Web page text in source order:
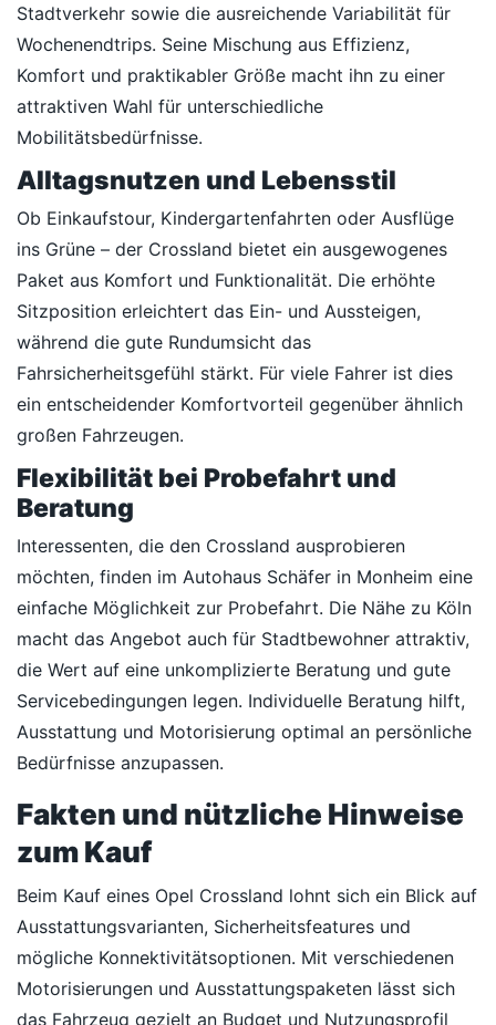
Stadtverkehr sowie die ausreichende Variabilität für
Wochenendtrips. Seine Mischung aus Effizienz,
Komfort und praktikabler Größe macht ihn zu einer
attraktiven Wahl für unterschiedliche
Mobilitätsbedürfnisse.
Alltagsnutzen und Lebensstil
Ob Einkaufstour, Kindergartenfahrten oder Ausflüge
ins Grüne – der Crossland bietet ein ausgewogenes
Paket aus Komfort und Funktionalität. Die erhöhte
Sitzposition erleichtert das Ein- und Aussteigen,
während die gute Rundumsicht das
Fahrsicherheitsgefühl stärkt. Für viele Fahrer ist dies
ein entscheidender Komfortvorteil gegenüber ähnlich
großen Fahrzeugen.
Flexibilität bei Probefahrt und
Beratung
Interessenten, die den Crossland ausprobieren
möchten, finden im Autohaus Schäfer in Monheim eine
einfache Möglichkeit zur Probefahrt. Die Nähe zu Köln
macht das Angebot auch für Stadtbewohner attraktiv,
die Wert auf eine unkomplizierte Beratung und gute
Servicebedingungen legen. Individuelle Beratung hilft,
Ausstattung und Motorisierung optimal an persönliche
Bedürfnisse anzupassen.
Fakten und nützliche Hinweise
zum Kauf
Beim Kauf eines Opel Crossland lohnt sich ein Blick auf
Ausstattungsvarianten, Sicherheitsfeatures und
mögliche Konnektivitätsoptionen. Mit verschiedenen
Motorisierungen und Ausstattungspaketen lässt sich
das Fahrzeug gezielt an Budget und Nutzungsprofil